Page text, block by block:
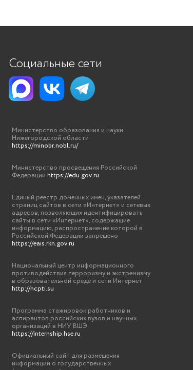
Социальные сети
Министерство образования и науки
Нижегородской области
https://minobr.nobl.ru/
Министерство просвещения Российской
Федерации https://edu.gov.ru
Единый реестр доменных имен, указателей
страниц сайтов в сети «Интернет» и сетевых
адресов, позволяющих идентифицировать
сайты в сети «Интернет», содержащие
информацию, распространение которой в
Российской Федерации запрещено
https://eais.rkn.gov.ru
Национальный центр информационного
противодействия терроризму и экстремизму
в образовательной среде и сети Интернет
http://ncpti.su
Программа стажировок работников и
аспирантов российских вузов и научных
организаций в НИУ ВШЭ
https://internship.hse.ru
Официальный сайт для размещения
информации о государственных